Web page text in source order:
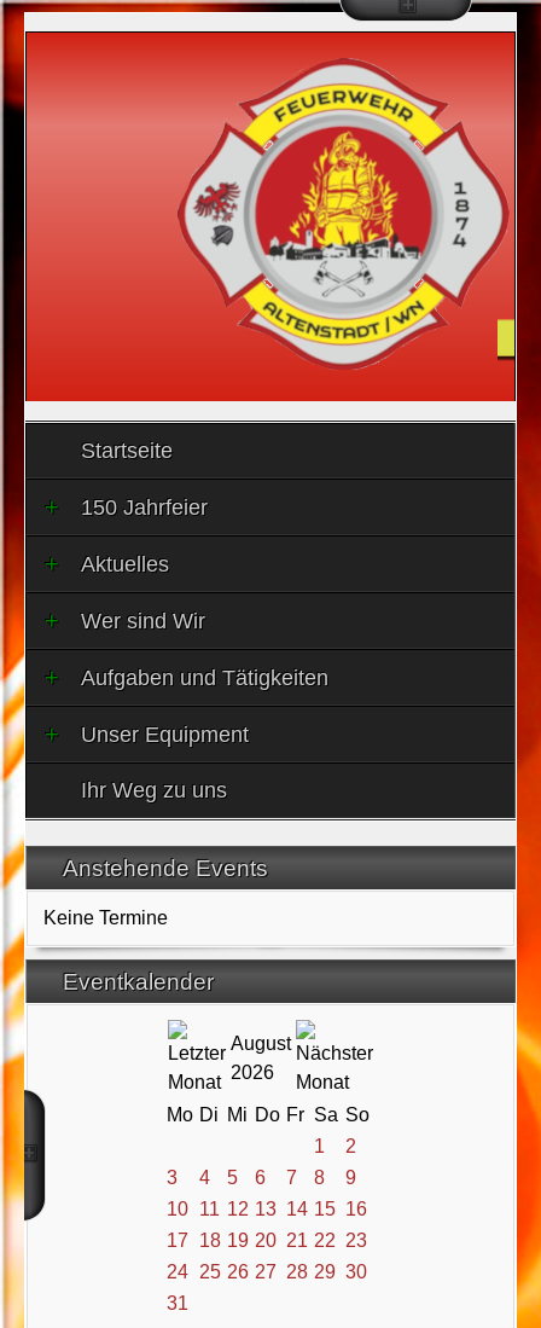
Startseite
150 Jahrfeier
Aktuelles
Wer sind Wir
Aufgaben und Tätigkeiten
Unser Equipment
Ihr Weg zu uns
Anstehende Events
Keine Termine
Eventkalender
August
2026
Mo Di Mi Do Fr Sa So
1
2
3
4 5 6 7 8
9
10 11 12 13 14 15 16
17
18 19 20 21 22 23
24 25 26 27 28 29 30
31